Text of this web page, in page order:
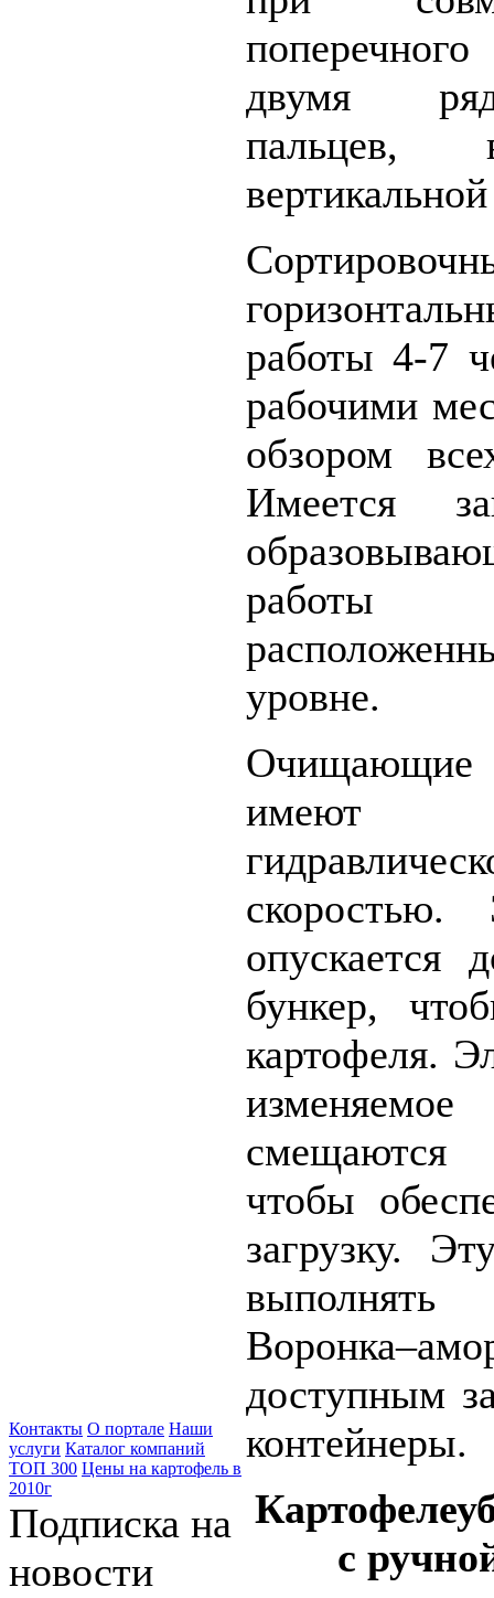
Контакты О портале Наши
услуги Каталог компаний
ТОП 300 Цены на картофель в
2010г
Подписка на
новости
двумя
пальцев,
работы 4-7
рабочими
обзором
Имеется
работы
уровне.
имеют
скоростью.
опускается
бункер,
картофеля.
чтобы
загрузку.
доступным
контейнеры.
с